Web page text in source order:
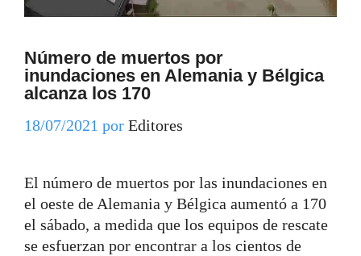
Número de muertos por
inundaciones en Alemania y Bélgica
alcanza los 170
18/07/2021 por Editores
El número de muertos por las inundaciones en
el oeste de Alemania y Bélgica aumentó a 170
el sábado, a medida que los equipos de rescate
se esfuerzan por encontrar a los cientos de